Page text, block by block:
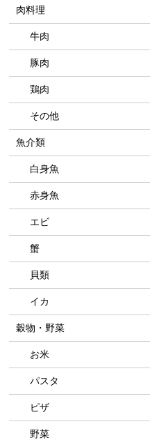
肉料理
牛肉
豚肉
鶏肉
その他
魚介類
白身魚
赤身魚
エビ
蟹
貝類
イカ
穀物・野菜
お米
パスタ
ピザ
野菜